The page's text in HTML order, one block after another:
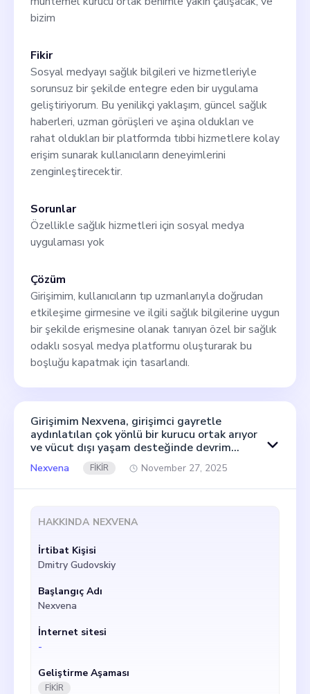
bizim
Fikir
Sosyal medyayı sağlık bilgileri ve hizmetleriyle
sorunsuz bir şekilde entegre eden bir uygulama
geliştiriyorum. Bu yenilikçi yaklaşım, güncel sağlık
haberleri, uzman görüşleri ve aşina oldukları ve
rahat oldukları bir platformda tıbbi hizmetlere kolay
erişim sunarak kullanıcıların deneyimlerini
zenginleştirecektir.
Sorunlar
Özellikle sağlık hizmetleri için sosyal medya
uygulaması yok
Çözüm
Girişimim, kullanıcıların tıp uzmanlarıyla doğrudan
etkileşime girmesine ve ilgili sağlık bilgilerine uygun
bir şekilde erişmesine olanak tanıyan özel bir sağlık
odaklı sosyal medya platformu oluşturarak bu
boşluğu kapatmak için tasarlandı.
Girişimim Nexvena, girişimci gayretle
aydınlatılan çok yönlü bir kurucu ortak arıyor
ve vücut dışı yaşam desteğinde devrim
yaratma vizyonumuzda paylaşımlar yapıyor.
ECLS ve ECMO prosedürleri sırasında yaygın
ama ciddi ve maliyetli bir komplikasyon olan
güvenliğini ve yaşam kalitesini en üst düzeye
yöntemlerini gerektirmektedir. 18 milyar
dolarlık arteriyel femoral kanül pazarının
milyon dolar potansiyel gelir elde ederek,
girişimimizde büyüme potansiyeli çok
ve stratejik planlama konularında önemli bir
geçmişe sahip uzmanlardan oluşan ekibimiz,
konumlanmıştır. Ancak, güçlü yönlerimizi
tamamlayabilecek ve zayıf yönlerimizi ele
Nexvena FİKİR November 27, 2025
HAKKINDA NEXVENA
İrtibat Kişisi
Dmitry Gudovskiy
Başlangıç Adı
Nexvena
İnternet sitesi
-
Geliştirme Aşaması
FİKİR